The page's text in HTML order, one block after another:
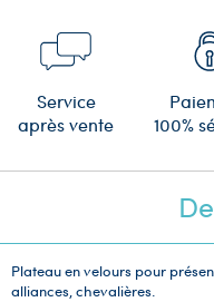
Service
après vente
100%
Plateau en velours pour
alliances, chevalières.